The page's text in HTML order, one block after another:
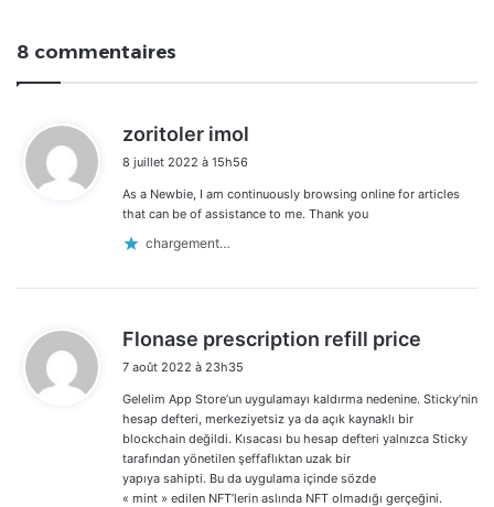
8 commentaires
zoritoler imol
:
8 juillet 2022 à 15h56
As a Newbie, I am continuously browsing online for articles
that can be of assistance to me. Thank you
chargement…
Flonase prescription refill price
7 août 2022 à 23h35
Gelelim App Store’un uygulamayı kaldırma nedenine. Sticky’nin
hesap defteri, merkeziyetsiz ya da açık kaynaklı bir
blockchain değildi. Kısacası bu hesap defteri yalnızca Sticky
tarafından yönetilen şeffaflıktan uzak bir
yapıya sahipti. Bu da uygulama içinde sözde
« mint » edilen NFT’lerin aslında NFT olmadığı gerçeğini.